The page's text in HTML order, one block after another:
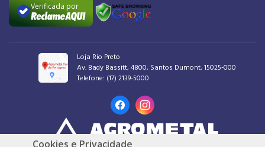
Verificada por
Loja Rio Preto
Av. Bady Bassitt, 4800, Santos Dumont, 15025-000
Telefone: (17) 2139-5000
Cookies e Privacidade